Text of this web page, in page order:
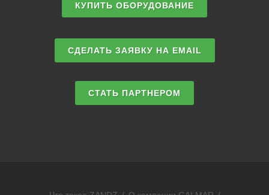
КУПИТЬ ОБОРУДОВАНИЕ
СДЕЛАТЬ ЗАЯВКУ НА EMAIL
СТАТЬ ПАРТНЕРОМ